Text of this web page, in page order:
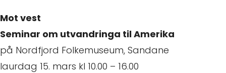
Mot vest
Seminar om utvandringa til Amerika
på Nordfjord Folkemuseum, Sandane
laurdag 15. mars kl 10.00 – 16.00